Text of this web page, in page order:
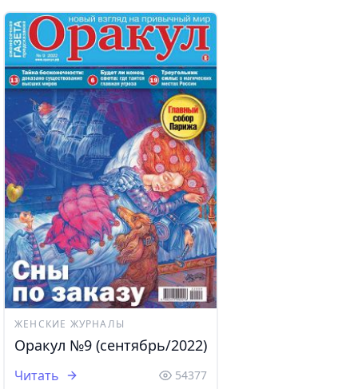
ЖЕНСКИЕ ЖУРНАЛЫ
Оракул №9 (сентябрь/2022)
Читать 54377